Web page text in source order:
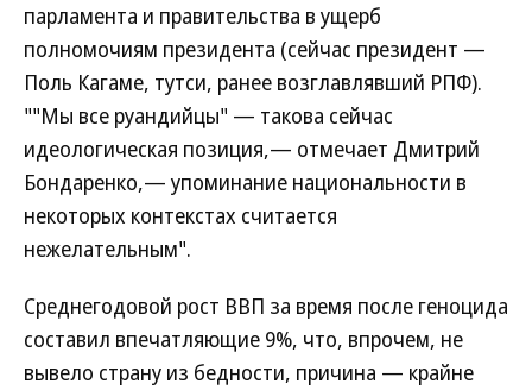
парламента и правительства в ущерб
полномочиям президента (сейчас президент —
Поль Кагаме, тутси, ранее возглавлявший РПФ).
""Мы все руандийцы" — такова сейчас
идеологическая позиция,— отмечает Дмитрий
Бондаренко,— упоминание национальности в
некоторых контекстах считается
нежелательным".
Среднегодовой рост ВВП за время после геноцида
составил впечатляющие 9%, что, впрочем, не
вывело страну из бедности, причина — крайне